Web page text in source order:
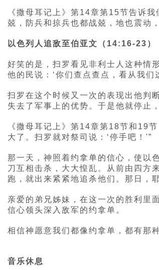
《撒母耳记上》第14章第15节告诉
兢，防兵和掠兵也都战兢，地也震动
以色列人追敌至伯亚文（14:16-23）
好笑的是，扫罗看见非利士人这种情
他的民说：‘你们查点查点，看从我
扫罗在这个时候又一次的表现出他判
失去了军事上的优势。于是他就停止
《撒母耳记上》第14章第18节和19
大了。扫罗就对祭司说：‘停手吧！'”
那一天，神照着约拿单的信心，使以
刀互相击杀，大大惶乱。从前由四方
跑，就出来紧紧地追杀他们。那日，
亲爱的弟兄姊妹，在这一次的胜利里
信心领头深入敌军的约拿单。
相信神愿意我们都像约拿单，都有那
音乐休息